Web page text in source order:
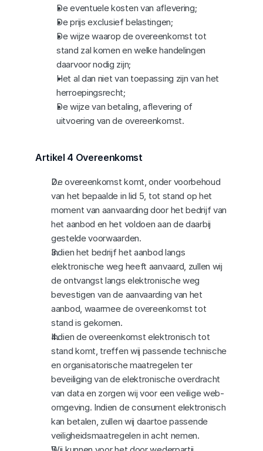
De eventuele kosten van aflevering;
De prijs exclusief belastingen;
De wijze waarop de overeenkomst tot
stand zal komen en welke handelingen
daarvoor nodig zijn;
Het al dan niet van toepassing zijn van het
herroepingsrecht;
De wijze van betaling, aflevering of
uitvoering van de overeenkomst.
Artikel 4 Overeenkomst
De overeenkomst komt, onder voorbehoud
van het bepaalde in lid 5, tot stand op het
moment van aanvaarding door het bedrijf van
het aanbod en het voldoen aan de daarbij
gestelde voorwaarden.
Indien het bedrijf het aanbod langs
elektronische weg heeft aanvaard, zullen wij
de ontvangst langs elektronische weg
bevestigen van de aanvaarding van het
aanbod, waarmee de overeenkomst tot
stand is gekomen.
Indien de overeenkomst elektronisch tot
stand komt, treffen wij passende technische
en organisatorische maatregelen ter
beveiliging van de elektronische overdracht
van data en zorgen wij voor een veilige web-
omgeving. Indien de consument elektronisch
kan betalen, zullen wij daartoe passende
veiligheidsmaatregelen in acht nemen.